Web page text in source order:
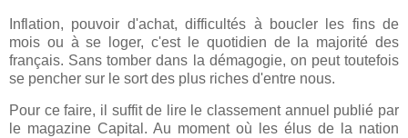
Inflation, pouvoir d'achat, difficultés à boucler les fins de
mois ou à se loger, c'est le quotidien de la majorité des
français. Sans tomber dans la démagogie, on peut toutefois
se pencher sur le sort des plus riches d'entre nous.
Pour ce faire, il suffit de lire le classement annuel publié par
le magazine Capital. Au moment où les élus de la nation